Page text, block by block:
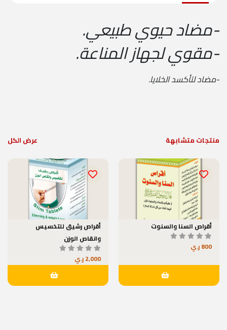
-مضاد حيوي طبيعي.
-مقوي لجهاز المناعة.
-مضاد لتأكسد الخلايا.
منتجات متشابهة عرض الكل
أقراص السنا والسنوت
800 ر.ي
أقراص رشيق للتخسيس
وانقاص الوزن
2,000 ر.ي